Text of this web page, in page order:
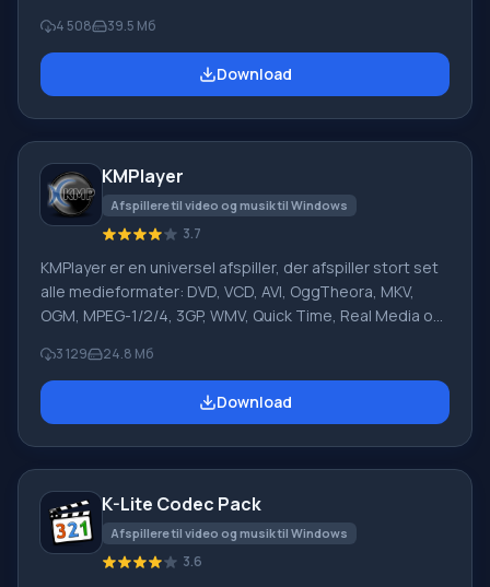
internetforbindelse. Programfunktioner: For at se TV-
kanaler online uden begrænsninger eller forstyrrelser.
Alt du behøver for RusTV Player er en
4 508 39.5 Mб
Download
KMPlayer
Afspillere til video og musik til Windows
3.7
KMPlayer er en universel afspiller, der afspiller stort set
alle medieformater: DVD, VCD, AVI, OggTheora, MKV,
OGM, MPEG-1/2/4, 3GP, WMV, Quick Time, Real Media og
optager lyd, video eller billeder i enhver del af de
afspillede fragmenter. Afspilleren fungerer med
eksterne og interne plugins og filtre, så du kan justere
3 129 24.8 Мб
Download
K-Lite Codec Pack
Afspillere til video og musik til Windows
3.6